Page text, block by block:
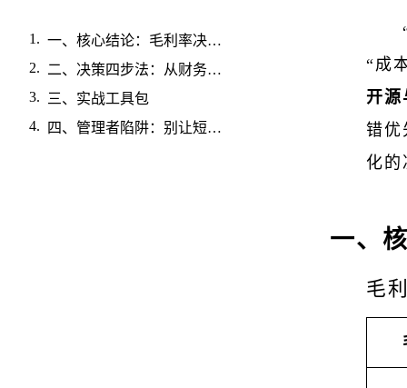
一、核心结论：毛利率决定优先级
二、决策四步法：从财务指标到客户行动
三、实战工具包
四、管理者陷阱：别让短视杀死未来
“成
开源
错优
化的
一、
毛